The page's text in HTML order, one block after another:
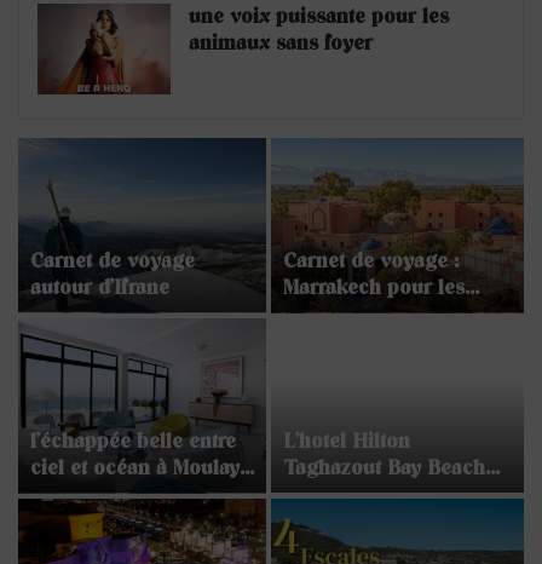
une voix puissante pour les
animaux sans foyer
Carnet de voyage
autour d’Ifrane
Carnet de voyage :
Marrakech pour les
fêtes
l’échappée belle entre
ciel et océan à Moulay
Bousselham
L’hotel Hilton
Taghazout Bay Beach
Resort & Spa sacré aux
World Luxury Hotel
Awards 2025